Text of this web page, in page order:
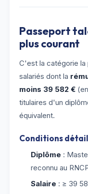
Passeport
plus courant
C'est la catégorie la
salariés dont la
moins 39 582 €
titulaires d'un
équivalent.
Conditions
Diplôme :
reconnu au
Salaire : ≥ 39